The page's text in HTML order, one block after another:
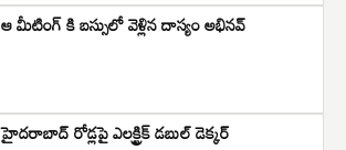
ఆ మీటింగ్ కి బస్సులో వెళ్లిన దాస్యం అభినవ్
హైదరాబాద్ రోడ్లపై ఎలక్ట్రిక్ డబుల్ డెక్కర్